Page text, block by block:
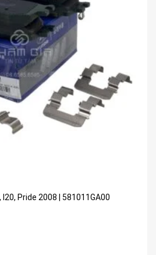
Pride 2008 | 581011GA00